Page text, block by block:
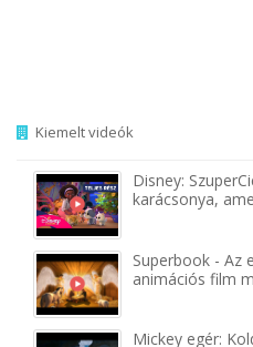
Kiemelt videók
Disney:
karácsonya,
Superbook - Az
animációs film
Mickey egér: